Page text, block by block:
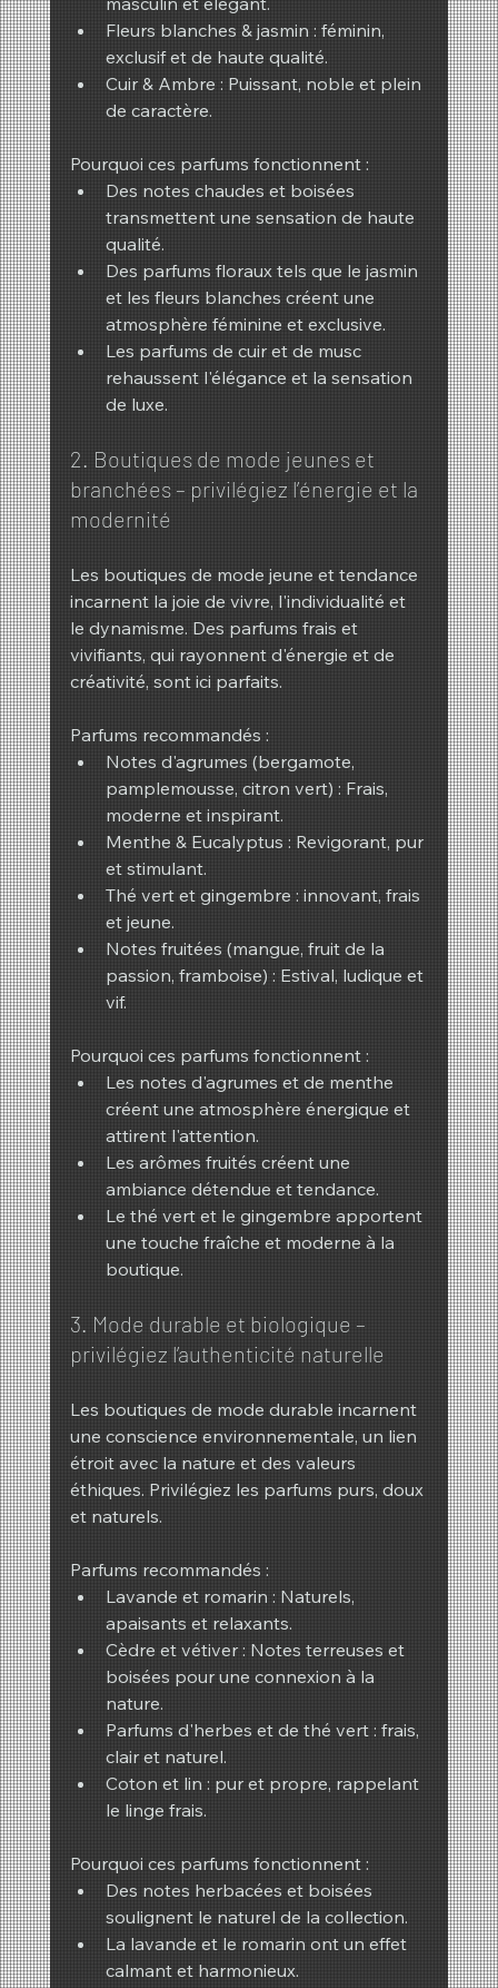
Fleurs blanches & jasmin : féminin,
exclusif et de haute qualité.
Cuir & Ambre : Puissant, noble et plein
de caractère.
Pourquoi ces parfums fonctionnent :
Des notes chaudes et boisées
transmettent une sensation de haute
qualité.
Des parfums floraux tels que le jasmin
et les fleurs blanches créent une
atmosphère féminine et exclusive.
Les parfums de cuir et de musc
rehaussent l'élégance et la sensation
de luxe.
2. Boutiques de mode jeunes et
branchées – privilégiez l’énergie et la
modernité
Les boutiques de mode jeune et tendance
incarnent la joie de vivre, l'individualité et
le dynamisme. Des parfums frais et
vivifiants, qui rayonnent d'énergie et de
créativité, sont ici parfaits.
Parfums recommandés :
Notes d'agrumes (bergamote,
pamplemousse, citron vert) : Frais,
moderne et inspirant.
Menthe & Eucalyptus : Revigorant, pur
et stimulant.
Thé vert et gingembre : innovant, frais
et jeune.
Notes fruitées (mangue, fruit de la
passion, framboise) : Estival, ludique et
vif.
Pourquoi ces parfums fonctionnent :
Les notes d'agrumes et de menthe
créent une atmosphère énergique et
attirent l'attention.
Les arômes fruités créent une
ambiance détendue et tendance.
Le thé vert et le gingembre apportent
une touche fraîche et moderne à la
boutique.
3. Mode durable et biologique –
privilégiez l’authenticité naturelle
Les boutiques de mode durable incarnent
une conscience environnementale, un lien
étroit avec la nature et des valeurs
éthiques. Privilégiez les parfums purs, doux
et naturels.
Parfums recommandés :
Lavande et romarin : Naturels,
apaisants et relaxants.
Cèdre et vétiver : Notes terreuses et
boisées pour une connexion à la
nature.
Parfums d'herbes et de thé vert : frais,
clair et naturel.
Coton et lin : pur et propre, rappelant
le linge frais.
Pourquoi ces parfums fonctionnent :
Des notes herbacées et boisées
soulignent le naturel de la collection.
La lavande et le romarin ont un effet
calmant et harmonieux.